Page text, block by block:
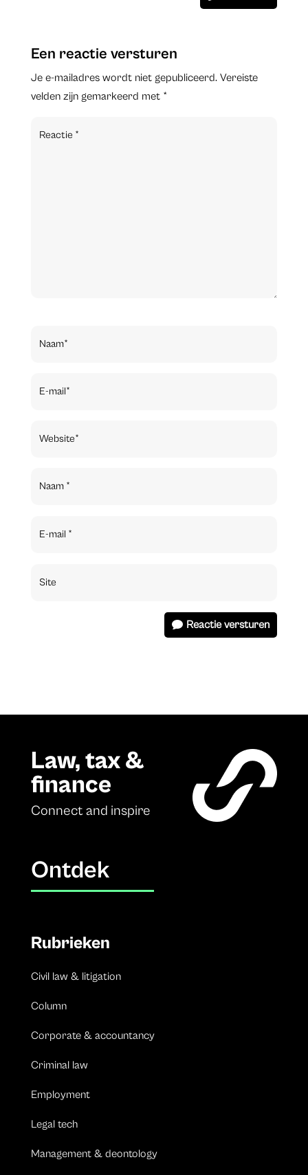
Een reactie versturen
Je e-mailadres wordt niet gepubliceerd. Vereiste
velden zijn gemarkeerd met *
Reactie versturen
Law, tax &
finance
Connect and inspire
Ontdek
Rubrieken
Civil law & litigation
Column
Corporate & accountancy
Criminal law
Employment
Legal tech
Management & deontology